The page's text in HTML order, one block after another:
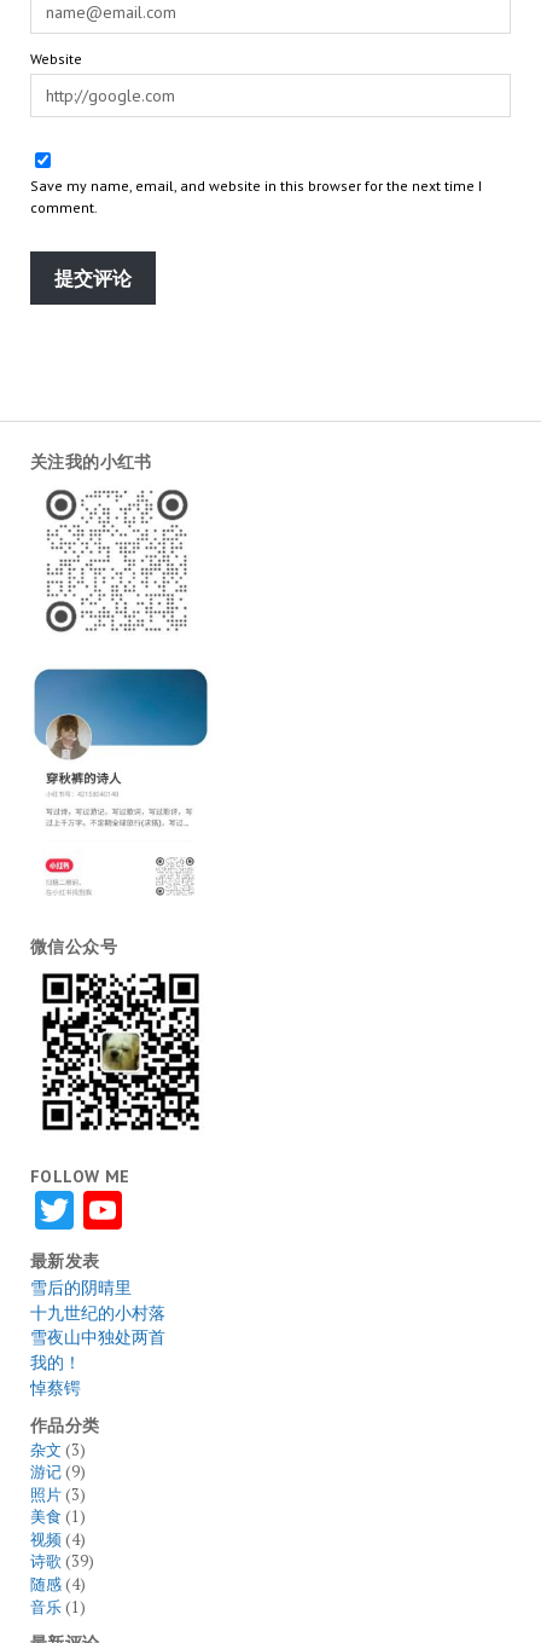
Website
Save my name, email, and website in this browser for the next time I
comment.
关注我的小红书
微信公众号
FOLLOW ME
TwitterYouTube
最新发表
雪后的阴晴里
十九世纪的小村落
雪夜山中独处两首
我的！
悼蔡锷
作品分类
杂文 (3)
游记(9)
照片(3)
美食 (1)
视频(4)
诗歌(39)
随感(4)
音乐(1)